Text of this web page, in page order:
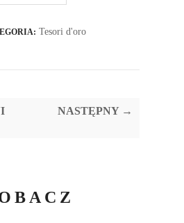
Tesori d'oro
NASTĘPNY →